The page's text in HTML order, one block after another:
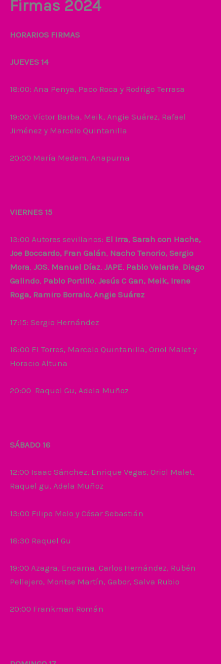
Firmas 2024
HORARIOS FIRMAS
JUEVES 14
18:00: Ana Penya, Paco Roca y Rodrigo Terrasa
19:00: Víctor Barba, Meik, Angie Suárez, Rafael
Jiménez y Marcelo Quintanilla
20:00 María Medem, Anapurna
VIERNES 15
13:00 Autores sevillanos: El Irra, Sarah con Hache,
Joe Boccardo, Fran Galán, Nacho Tenorio, Sergio
Mora, JOS, Manuel Díaz, JAPE, Pablo Velarde, Diego
Galindo, Pablo Portillo, Jesús C Gan, Meik, Irene
Roga, Ramiro Borralo, Angie Suárez
17:15: Sergio Hernández
18:00 El Torres, Marcelo Quintanilla, Oriol Malet y
Horacio Altuna
20:00 Raquel Gu, Adela Muñoz
SÁBADO 16
12:00 Isaac Sánchez, Enrique Vegas, Oriol Malet,
Raquel gu, Adela Muñoz
13:00 Filipe Melo y César Sebastián
18:30 Raquel Gu
19:00 Azagra, Encarna, Carlos Hernández, Rubén
Pellejero, Montse Martín, Gabor, Salva Rubio
20:00 Frankman Román